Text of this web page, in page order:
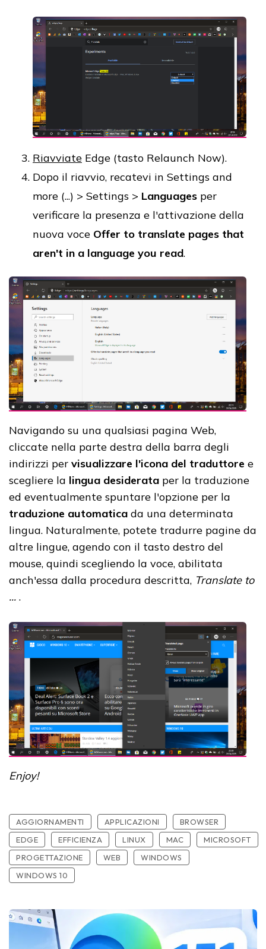
Riavviate Edge (tasto Relaunch Now).
Dopo il riavvio, recatevi in Settings and
more (...) > Settings > Languages per
verificare la presenza e l'attivazione della
nuova voce Offer to translate pages that
aren't in a language you read.
Navigando su una qualsiasi pagina Web,
cliccate nella parte destra della barra degli
indirizzi per visualizzare l'icona del traduttore e
scegliere la lingua desiderata per la traduzione
ed eventualmente spuntare l'opzione per la
traduzione automatica da una determinata
lingua. Naturalmente, potete tradurre pagine da
altre lingue, agendo con il tasto destro del
mouse, quindi scegliendo la voce, abilitata
anch'essa dalla procedura descritta, Translate to
... .
Enjoy!
AGGIORNAMENTI APPLICAZIONI
BROWSER
EDGE
EFFICIENZA LINUX MAC
MICROSOFT
PROGETTAZIONE
WEB
WINDOWS
WINDOWS 10